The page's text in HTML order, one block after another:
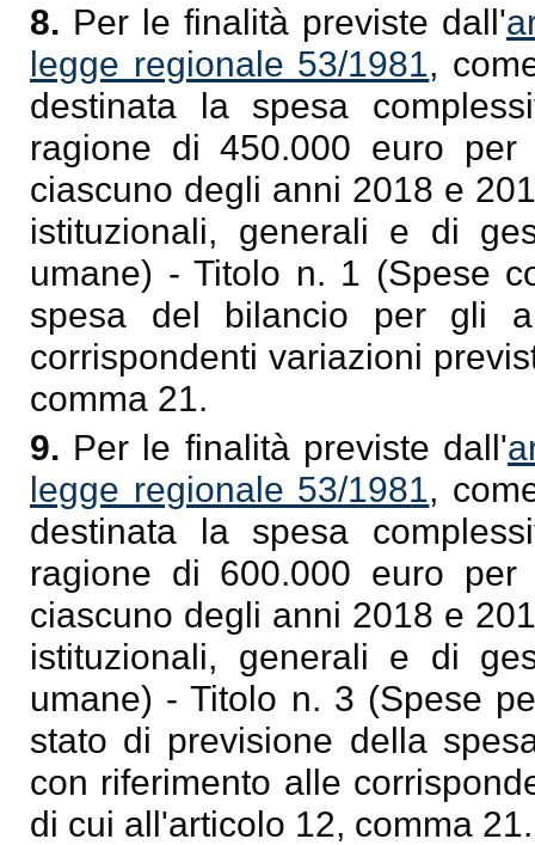
8. Per le finalità previste dall'
legge regionale 53/1981,
destinata la spesa
ragione di 450.000 euro
ciascuno degli anni 2018 e
istituzionali, generali e di
umane) - Titolo n. 1 (Spese
spesa del bilancio per gli
corrispondenti variazioni
comma 21.
9. Per le finalità previste dall'
legge regionale 53/1981,
destinata la spesa
ragione di 600.000 euro
ciascuno degli anni 2018 e
istituzionali, generali e di
umane) - Titolo n. 3 (Spese
stato di previsione della
con riferimento alle
di cui all'articolo 12, comma 21.